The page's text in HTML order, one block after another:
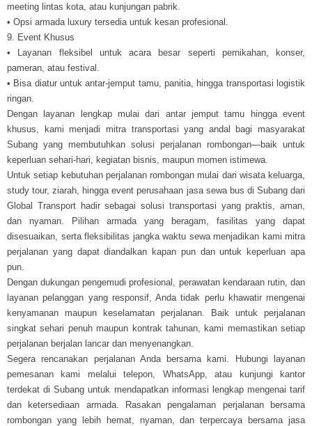
meeting lintas kota, atau kunjungan pabrik.
• Opsi armada luxury tersedia untuk kesan profesional.
9. Event Khusus
• Layanan fleksibel untuk acara besar seperti pernikahan, konser,
pameran, atau festival.
• Bisa diatur untuk antar-jemput tamu, panitia, hingga transportasi logistik
ringan.
Dengan layanan lengkap mulai dari antar jemput tamu hingga event
khusus, kami menjadi mitra transportasi yang andal bagi masyarakat
Subang yang membutuhkan solusi perjalanan rombongan—baik untuk
keperluan sehari-hari, kegiatan bisnis, maupun momen istimewa.
Untuk setiap kebutuhan perjalanan rombongan mulai dari wisata keluarga,
study tour, ziarah, hingga event perusahaan jasa sewa bus di Subang dari
Global Transport hadir sebagai solusi transportasi yang praktis, aman,
dan nyaman. Pilihan armada yang beragam, fasilitas yang dapat
disesuaikan, serta fleksibilitas jangka waktu sewa menjadikan kami mitra
perjalanan yang dapat diandalkan kapan pun dan untuk keperluan apa
pun.
Dengan dukungan pengemudi profesional, perawatan kendaraan rutin, dan
layanan pelanggan yang responsif, Anda tidak perlu khawatir mengenai
kenyamanan maupun keselamatan perjalanan. Baik untuk perjalanan
singkat sehari penuh maupun kontrak tahunan, kami memastikan setiap
perjalanan berjalan lancar dan menyenangkan.
Segera rencanakan perjalanan Anda bersama kami. Hubungi layanan
pemesanan kami melalui telepon, WhatsApp, atau kunjungi kantor
terdekat di Subang untuk mendapatkan informasi lengkap mengenai tarif
dan ketersediaan armada. Rasakan pengalaman perjalanan bersama
rombongan yang lebih hemat, nyaman, dan terpercaya bersama jasa